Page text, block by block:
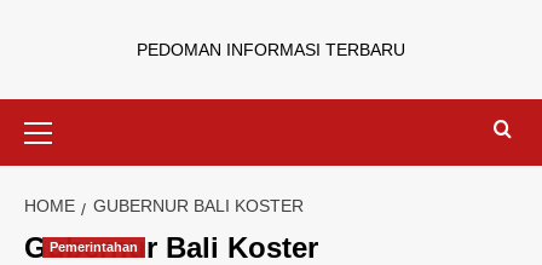
PEDOMAN INFORMASI TERBARU
HOME GUBERNUR BALI KOSTER
Gubernur Bali Koster
Pemerintahan